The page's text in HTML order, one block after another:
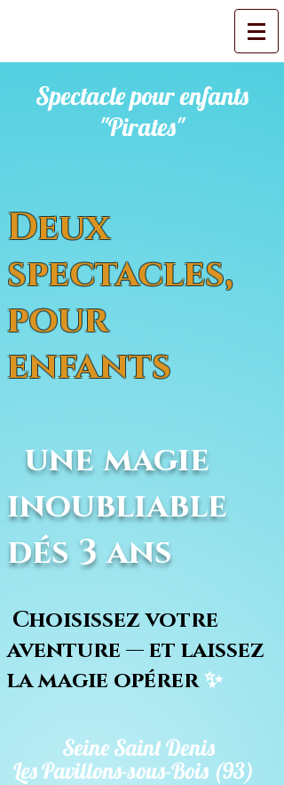
Spectacle pour enfants
"Pirates"
Deux
spectacles,
pour
enfants
une magie
inoubliable
dés 3 ans
Choisissez votre
aventure — et laissez
la magie opérer✨
Les Pavillons-sous-Bois (93)
Seine Saint Denis